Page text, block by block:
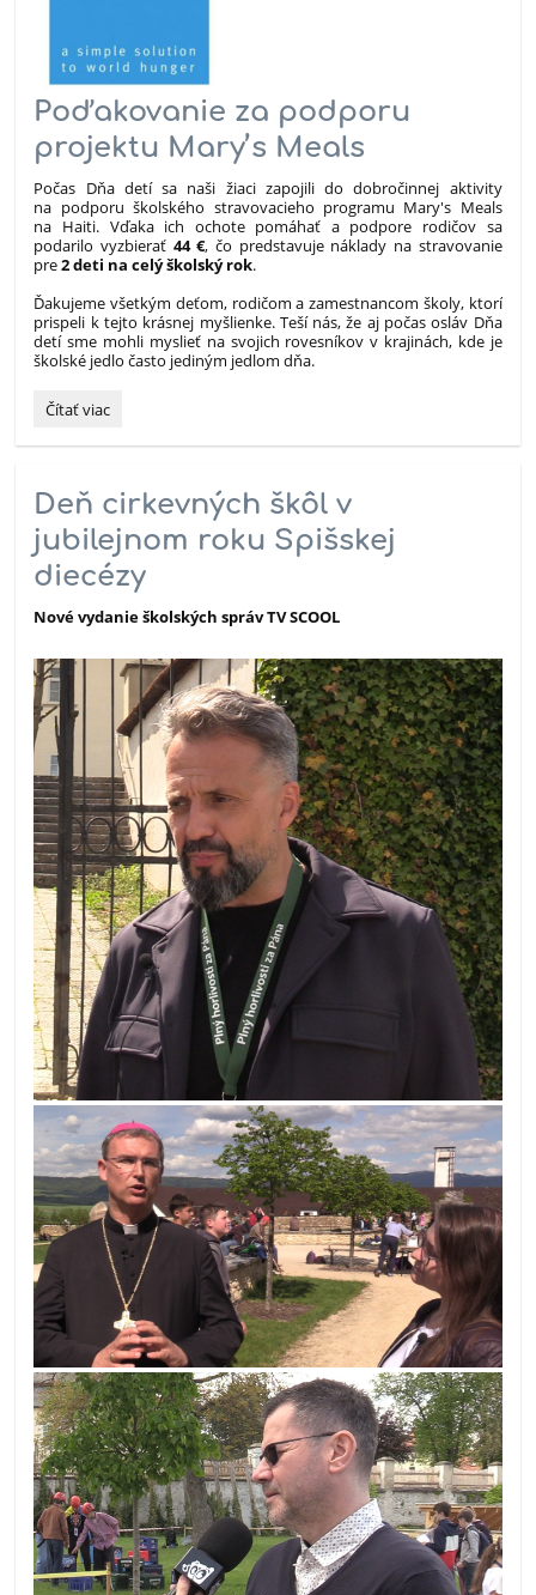
Poďakovanie za podporu
projektu Mary’s Meals
Počas Dňa detí sa naši žiaci zapojili do dobročinnej aktivity
na podporu školského stravovacieho programu Mary's Meals
na Haiti. Vďaka ich ochote pomáhať a podpore rodičov sa
podarilo vyzbierať 44 €, čo predstavuje náklady na stravovanie
pre2 deti na celý školský rok.
Ďakujeme všetkým deťom, rodičom a zamestnancom školy, ktorí
prispeli k tejto krásnej myšlienke. Teší nás, že aj počas osláv Dňa
detí sme mohli myslieť na svojich rovesníkov v krajinách, kde je
školské jedlo často jediným jedlom dňa.
Poďakovanie
podporu
Mary’s
Meals:
Čítať viac
Deň cirkevných škôl v
jubilejnom roku Spišskej
diecézy
Nové vydanie školských správTV SCOOL